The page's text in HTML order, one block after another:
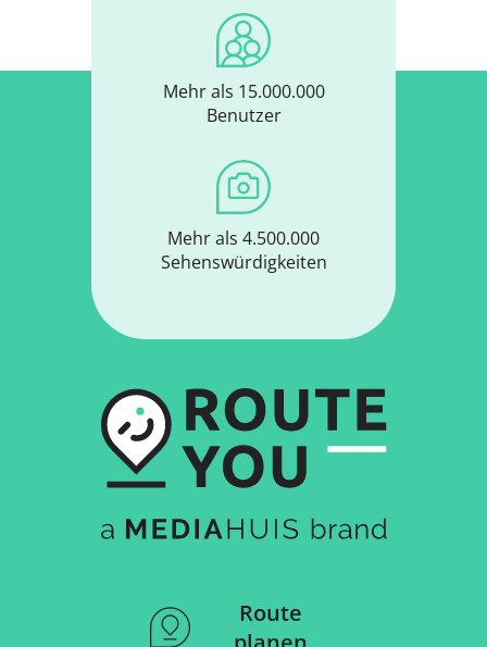
Mehr als 15.000.000
Benutzer
Mehr als 4.500.000
Sehenswürdigkeiten
Route